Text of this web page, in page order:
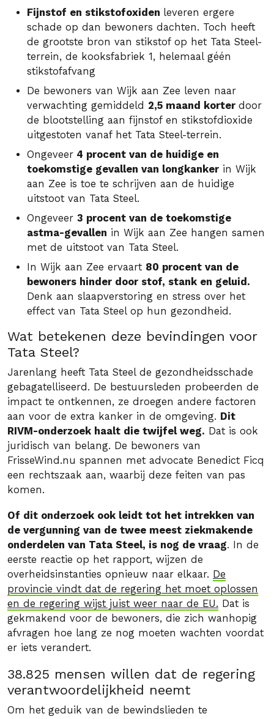
Fijnstof en stikstofoxiden leveren ergere
schade op dan bewoners dachten. Toch heeft
de grootste bron van stikstof op het Tata Steel-
terrein, de kooksfabriek 1, helemaal géén
stikstofafvang
De bewoners van Wijk aan Zee leven naar
verwachting gemiddeld 2,5 maand korter door
de blootstelling aan fijnstof en stikstofdioxide
uitgestoten vanaf het Tata Steel-terrein.
Ongeveer 4 procent van de huidige en
toekomstige gevallen van longkanker in Wijk
aan Zee is toe te schrijven aan de huidige
uitstoot van Tata Steel.
Ongeveer 3 procent van de toekomstige
astma-gevallen in Wijk aan Zee hangen samen
met de uitstoot van Tata Steel.
In Wijk aan Zee ervaart 80 procent van de
bewoners hinder door stof, stank en geluid.
Denk aan slaapverstoring en stress over het
effect van Tata Steel op hun gezondheid.
Wat betekenen deze bevindingen voor
Tata Steel?
Jarenlang heeft Tata Steel de gezondheidsschade
gebagatelliseerd. De bestuursleden probeerden de
impact te ontkennen, ze droegen andere factoren
aan voor de extra kanker in de omgeving. Dit
RIVM-onderzoek haalt die twijfel weg. Dat is ook
juridisch van belang. De bewoners van
FrisseWind.nu spannen met advocate Benedict Ficq
een rechtszaak aan, waarbij deze feiten van pas
komen.
Of dit onderzoek ook leidt tot het intrekken van
de vergunning van de twee meest ziekmakende
onderdelen van Tata Steel, is nog de vraag. In de
eerste reactie op het rapport, wijzen de
overheidsinstanties opnieuw naar elkaar. De
provincie vindt dat de regering het moet oplossen
en de regering wijst juist weer naar de EU. Dat is
gekmakend voor de bewoners, die zich wanhopig
afvragen hoe lang ze nog moeten wachten voordat
er iets verandert.
38.825 mensen willen dat de regering
verantwoordelijkheid neemt
Om het geduik van de bewindslieden te